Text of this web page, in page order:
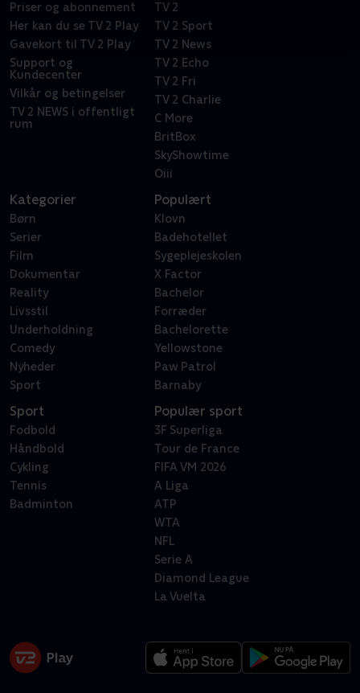
Priser og abonnement
Her kan du se TV 2 Play
Gavekort til TV 2 Play
Support og
Kundecenter
Vilkår og betingelser
TV 2 NEWS i offentligt
rum
TV 2
TV 2 Sport
TV 2 News
TV 2 Echo
TV 2 Fri
TV 2 Charlie
C More
BritBox
SkyShowtime
Oiii
Kategorier
Børn
Serier
Film
Dokumentar
Reality
Livsstil
Underholdning
Comedy
Nyheder
Sport
Populært
Klovn
Badehotellet
Sygeplejeskolen
X Factor
Bachelor
Forræder
Bachelorette
Yellowstone
Paw Patrol
Barnaby
Sport
Fodbold
Håndbold
Cykling
Tennis
Badminton
Populær sport
3F Superliga
Tour de France
FIFA VM 2026
A Liga
ATP
WTA
NFL
Serie A
Diamond League
La Vuelta